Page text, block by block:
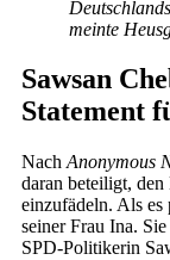
meinte
Sawsan
Statement
Nach Anonymous
daran beteiligt,
einzufädeln. Als
seiner Frau Ina.
SPD-Politikerin